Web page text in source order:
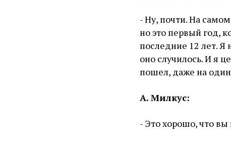
- Ну, почти. На
но это первый год,
последние 12 лет.
оно случилось. И я
пошел, даже на
А. Милкус:
- Это хорошо, что вы